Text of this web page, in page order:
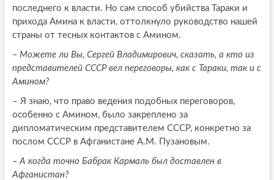
последнего к власти. Но сам способ убийства Тараки и
прихода Амина к власти, оттолкнуло руководство нашей
страны от тесных контактов с Амином.
– Можете ли Вы, Сергей Владимирович, сказать, а кто из
представителей СССР вел переговоры, как с Тараки, так и с
Амином?
– Я знаю, что право ведения подобных переговоров,
особенно с Амином, было закреплено за
дипломатическим представителем СССР, конкретно за
послом СССР в Афганистане А.М. Пузановым.
– А когда точно Бабрак Кармаль был доставлен в
Афганистан?